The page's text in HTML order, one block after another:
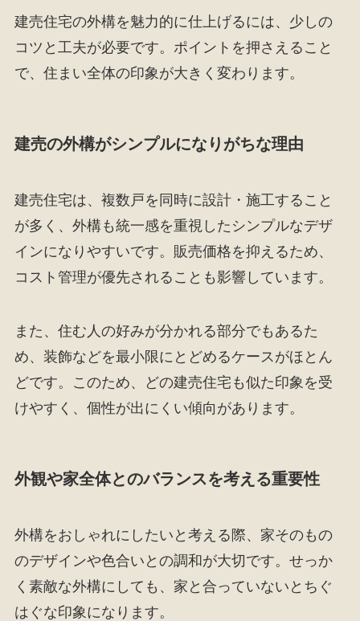
建売住宅の外構を魅力的に仕上げるには、少しの
コツと工夫が必要です。ポイントを押さえること
で、住まい全体の印象が大きく変わります。
建売の外構がシンプルになりがちな理由
建売住宅は、複数戸を同時に設計・施工すること
が多く、外構も統一感を重視したシンプルなデザ
インになりやすいです。販売価格を抑えるため、
コスト管理が優先されることも影響しています。
また、住む人の好みが分かれる部分でもあるた
め、装飾などを最小限にとどめるケースがほとん
どです。このため、どの建売住宅も似た印象を受
けやすく、個性が出にくい傾向があります。
外観や家全体とのバランスを考える重要性
外構をおしゃれにしたいと考える際、家そのもの
のデザインや色合いとの調和が大切です。せっか
く素敵な外構にしても、家と合っていないとちぐ
はぐな印象になります。